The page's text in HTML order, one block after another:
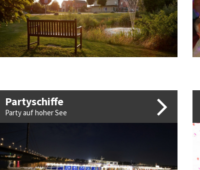
Partyschiffe
Party auf hoher See